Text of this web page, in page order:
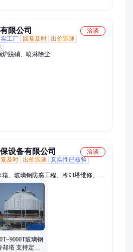
限公司
洽谈
工厂 回复及时 出价迅速
脱硝、喷淋除尘
设备有限公司
洽谈
复及时 出价迅速
真实性已核验
、玻璃钢防腐工程、冷却塔维修、冷
玻璃钢管道、玻璃钢防腐衬里、酸雾
玻璃钢
却塔 支持定制